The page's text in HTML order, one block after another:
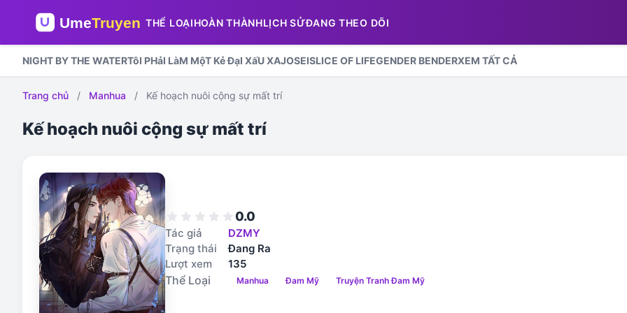
THỂ LOẠIHOÀN THÀNHLỊCH SỬĐANG THEO DÕI
NIGHT BY THE WATERTôI PHảI LàM MộT Kẻ ĐạI XấU XAJOSEISLICE OF LIFEGENDER BENDERXEM TẤT CẢ
Trang chủ / Manhua / Kế hoạch nuôi cộng sự mất trí
Kế hoạch nuôi cộng sự mất trí
star star star star star0.0
Tác giả
DZMY
Trạng thái
Đang Ra
Lượt xem
135
Thể Loại Manhua Đam Mỹ Truyện Tranh Đam Mỹ